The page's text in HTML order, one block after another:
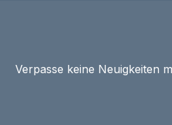
Verpasse keine Neuigkeiten